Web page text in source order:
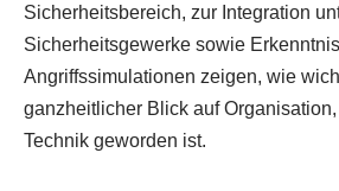
Sicherheitsbereich, zur Integration
Sicherheitsgewerke sowie
Angriffssimulationen zeigen, wie
ganzheitlicher Blick auf
Technik geworden ist.